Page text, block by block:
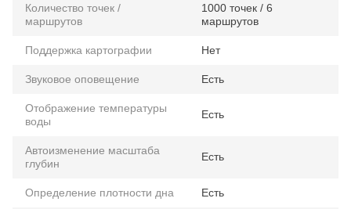
Количество точек /
маршрутов
1000 точек / 6
маршрутов
Поддержка картографии Нет
Звуковое оповещение Есть
Отображение температуры
воды
Есть
Автоизменение масштаба
глубин
Есть
Определение плотности дна Есть